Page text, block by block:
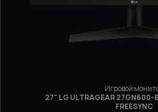
Игровой
27" LG ULTRAGEAR 27GN600-
FREESYNC